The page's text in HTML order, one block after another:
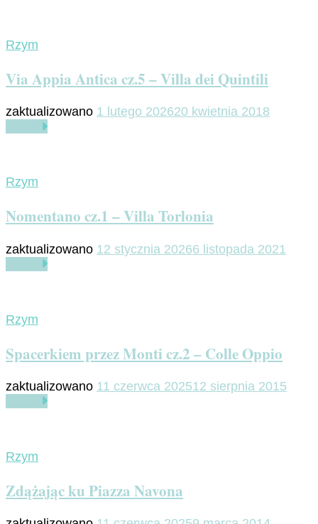
Rzym
Via Appia Antica cz.5 – Villa dei Quintili
zaktualizowano 1 lutego 202620 kwietnia 2018
Rzym
Nomentano cz.1 – Villa Torlonia
zaktualizowano 12 stycznia 20266 listopada 2021
Rzym
Spacerkiem przez Monti cz.2 – Colle Oppio
zaktualizowano 11 czerwca 202512 sierpnia 2015
Rzym
Zdążając ku Piazza Navona